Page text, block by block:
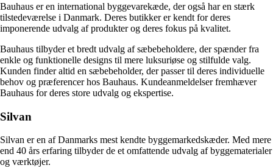
Bauhaus er en international byggevarekæde, der også har en stærk
tilstedeværelse i Danmark. Deres butikker er kendt for deres
imponerende udvalg af produkter og deres fokus på kvalitet.
Bauhaus tilbyder et bredt udvalg af sæbebeholdere, der spænder fra
enkle og funktionelle designs til mere luksuriøse og stilfulde valg.
Kunden finder altid en sæbebeholder, der passer til deres individuelle
behov og præferencer hos Bauhaus. Kundeanmeldelser fremhæver
Bauhaus for deres store udvalg og ekspertise.
Silvan
Silvan er en af Danmarks mest kendte byggemarkedskæder. Med mere
end 40 års erfaring tilbyder de et omfattende udvalg af byggematerialer
og værktøjer.